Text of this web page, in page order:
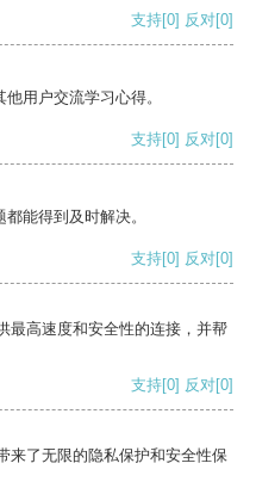
支持[0] 反对[0]
用户交流学习心得。
支持[0] 反对[0]
能得到及时解决。
支持[0] 反对[0]
最高速度和安全性的连接，并帮
支持[0] 反对[0]
来了无限的隐私保护和安全性保